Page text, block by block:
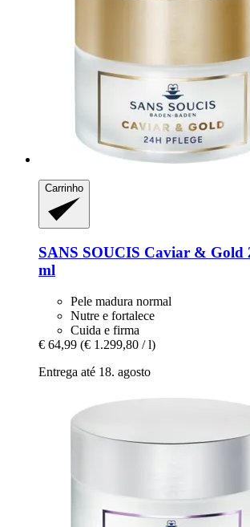
Carrinho
SANS SOUCIS Caviar & Gold
ml
Pele madura normal
Nutre e fortalece
Cuida e firma
€ 64,99 (€ 1.299,80 / l)
Entrega até 18. agosto